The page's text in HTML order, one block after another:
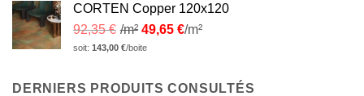
CORTEN Copper 120x120
92,35€ /m² 49,65 €/m²
soit: 143,00 €/boite
DERNIERS PRODUITS CONSULTÉS